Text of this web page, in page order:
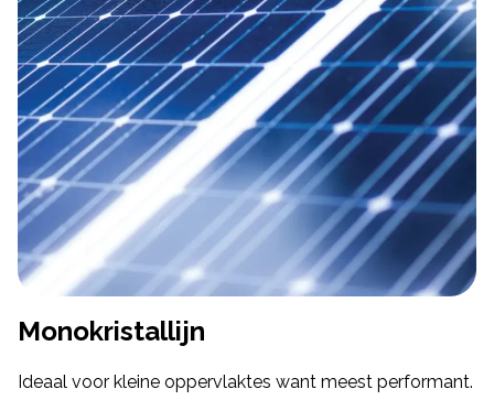
Monokristallijn
Ideaal voor kleine oppervlaktes want meest performant.